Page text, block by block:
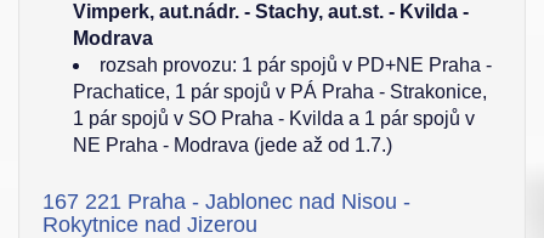
Vimperk, aut.nádr. - Stachy, aut.st. - Kvilda -
Modrava
rozsah provozu: 1 pár spojů v PD+NE Praha -
Prachatice, 1 pár spojů v PÁ Praha - Strakonice,
1 pár spojů v SO Praha - Kvilda a 1 pár spojů v
NE Praha - Modrava (jede až od 1.7.)
167 221 Praha - Jablonec nad Nisou -
Rokytnice nad Jizerou